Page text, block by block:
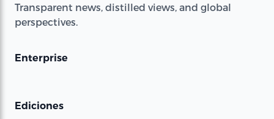
Transparent news, distilled views, and global
perspectives.
Enterprise
Ediciones